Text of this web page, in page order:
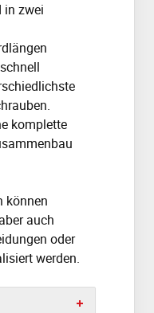
in zwei
komplette
können
auch
oder
werden.